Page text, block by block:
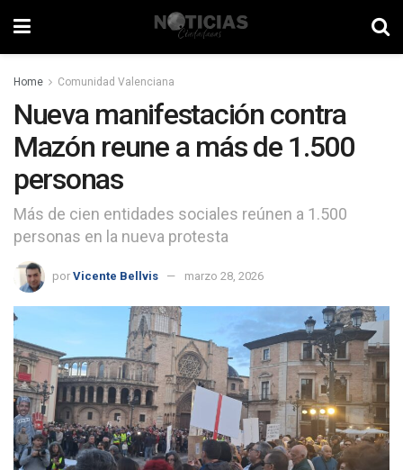
Home Comunidad Valenciana
Nueva manifestación contra
Mazón reune a más de 1.500
personas
Más de cien entidades sociales reúnen a 1.500
personas en la nueva protesta
por Vicente Bellvis marzo 28, 2026